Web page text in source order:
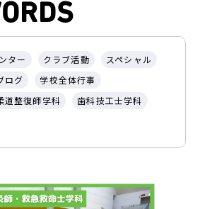
ター クラブ活動
スペシャル
ログ
学校全体行事
道整復師学科
歯科技工士学科